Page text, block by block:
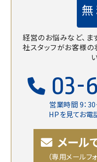
経営のお悩みなど、ま
社スタッフがお客様
03-
営業時間 9：30
HPを見てお電
メール
（専用メールフ